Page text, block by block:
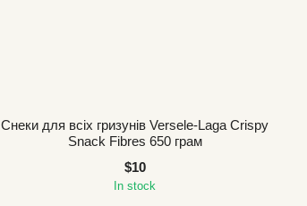
Снеки для всіх гризунів Versele-Laga Crispy
Snack Fibres 650 грам
$10
In stock